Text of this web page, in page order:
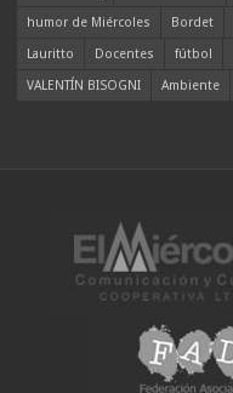
humor de Miércoles
Bordet
Lauritto
Docentes fútbol
VALENTÍN BISOGNI
Ambiente